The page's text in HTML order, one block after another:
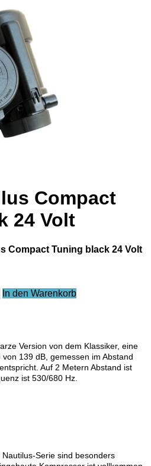
Compact
24 Volt
Compact Tuning black 24 Volt
In den Warenkorb
Version von dem Klassiker, eine
139 dB, gemessen im Abstand
Auf 2 Metern Abstand ist
ist 530/680 Hz.
Serie sind besonders